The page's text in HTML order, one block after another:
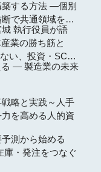
方法 ―個別
で共通領域を再
執行役員が語
業の勝ち筋と
る ― 製造業の未来
略と実践～人手
を高める人的資
予測から始める
庫・発注をつなぐ